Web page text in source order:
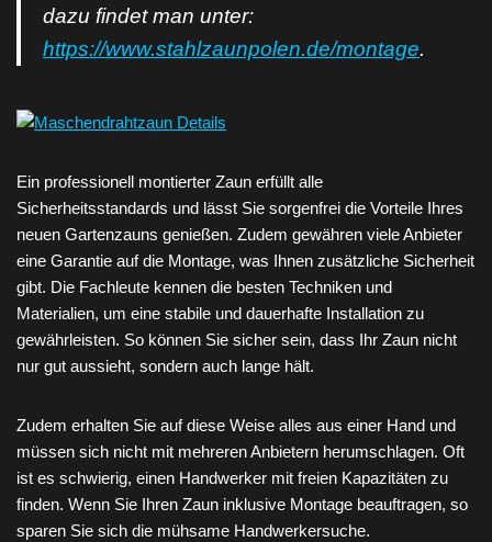
dazu findet man unter:
https://www.stahlzaunpolen.de/montage.
Ein professionell montierter Zaun erfüllt alle
Sicherheitsstandards und lässt Sie sorgenfrei die Vorteile Ihres
neuen Gartenzauns genießen. Zudem gewähren viele Anbieter
eine Garantie auf die Montage, was Ihnen zusätzliche Sicherheit
gibt. Die Fachleute kennen die besten Techniken und
Materialien, um eine stabile und dauerhafte Installation zu
gewährleisten. So können Sie sicher sein, dass Ihr Zaun nicht
nur gut aussieht, sondern auch lange hält.
Zudem erhalten Sie auf diese Weise alles aus einer Hand und
müssen sich nicht mit mehreren Anbietern herumschlagen. Oft
ist es schwierig, einen Handwerker mit freien Kapazitäten zu
finden. Wenn Sie Ihren Zaun inklusive Montage beauftragen, so
sparen Sie sich die mühsame Handwerkersuche.